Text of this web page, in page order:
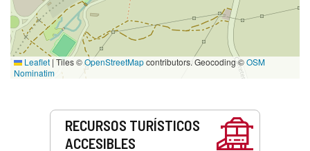
Leaflet |Tiles ©OpenStreetMapcontributors. Geocoding ©OSM
Nominatim
RECURSOS TURÍSTICOS
ACCESIBLES